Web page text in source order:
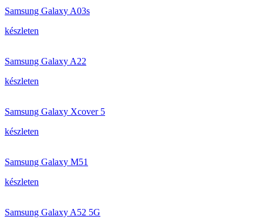
Samsung Galaxy A03s
készleten
Samsung Galaxy A22
készleten
Samsung Galaxy Xcover 5
készleten
Samsung Galaxy M51
készleten
Samsung Galaxy A52 5G